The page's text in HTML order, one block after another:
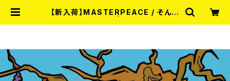
【新入荷】MASTERPEACE / そんな